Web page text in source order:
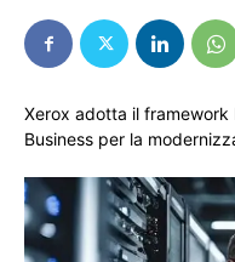
Xerox adotta il
Business per la